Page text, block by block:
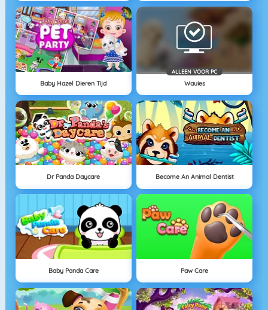
Baby Hazel Dieren Tijd
ALLEEN VOOR PC
Wauies
Dr Panda Daycare Become An Animal Dentist
Baby Panda Care Paw Care